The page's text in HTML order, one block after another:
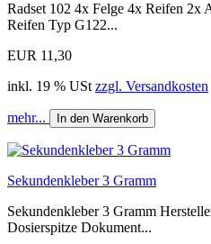
Radset 102 4x Felge 4x Reifen 2x
Reifen Typ G122...
EUR 11,30
inkl. 19 % USt zzgl. Versandkosten
mehr... In den Warenkorb
Sekundenkleber 3 Gramm
Sekundenkleber 3 Gramm
Dosierspitze Dokument...